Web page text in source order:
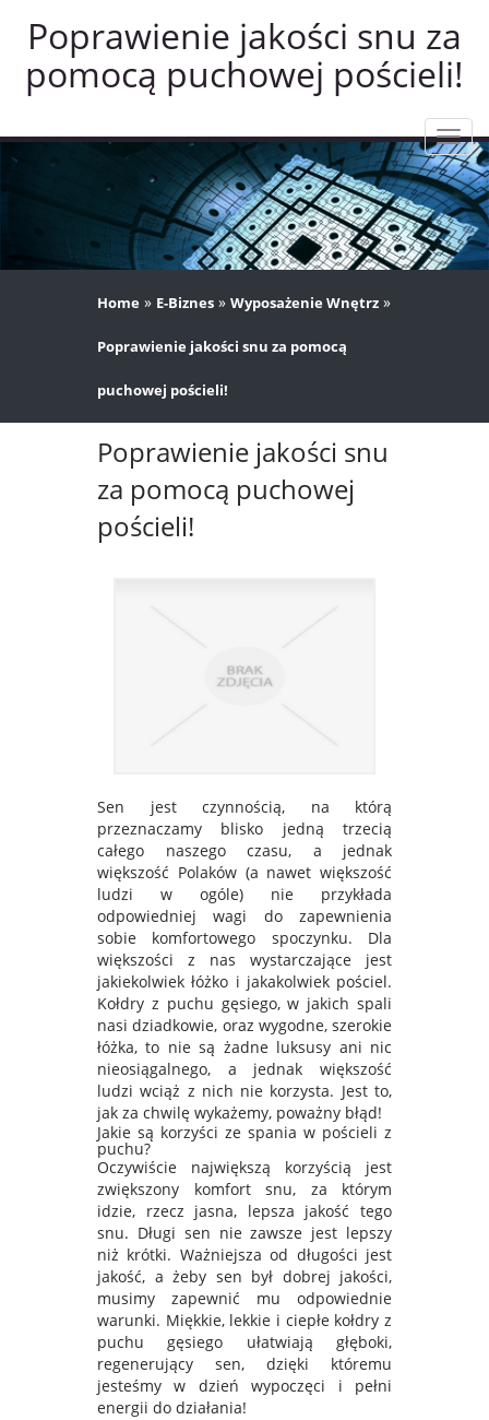
Poprawienie jakości snu za
pomocą puchowej pościeli!
Home » E-Biznes » Wyposażenie Wnętrz »
Poprawienie jakości snu za pomocą
puchowej pościeli!
Poprawienie jakości snu
za pomocą puchowej
pościeli!
Sen jest czynnością, na którą
przeznaczamy blisko jedną trzecią
całego naszego czasu, a jednak
większość Polaków (a nawet większość
ludzi w ogóle) nie przykłada
odpowiedniej wagi do zapewnienia
sobie komfortowego spoczynku. Dla
większości z nas wystarczające jest
jakiekolwiek łóżko i jakakolwiek pościel.
Kołdry z puchu gęsiego, w jakich spali
nasi dziadkowie, oraz wygodne, szerokie
łóżka, to nie są żadne luksusy ani nic
nieosiągalnego, a jednak większość
ludzi wciąż z nich nie korzysta. Jest to,
jak za chwilę wykażemy, poważny błąd!
Jakie są korzyści ze spania w pościeli z
puchu?
Oczywiście największą korzyścią jest
zwiększony komfort snu, za którym
idzie, rzecz jasna, lepsza jakość tego
snu. Długi sen nie zawsze jest lepszy
niż krótki. Ważniejsza od długości jest
jakość, a żeby sen był dobrej jakości,
musimy zapewnić mu odpowiednie
warunki. Miękkie, lekkie i ciepłe kołdry z
puchu gęsiego ułatwiają głęboki,
regenerujący sen, dzięki któremu
jesteśmy w dzień wypoczęci i pełni
energii do działania!